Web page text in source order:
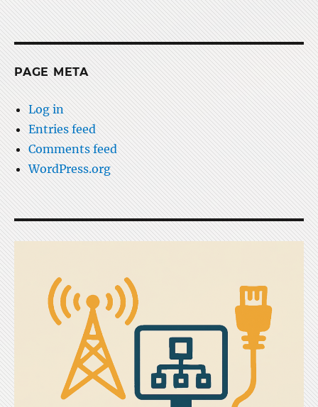
PAGE META
Log in
Entries feed
Comments feed
WordPress.org